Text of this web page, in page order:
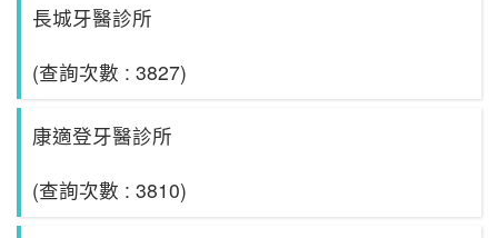
長城牙醫診所
(查詢次數 : 3827)
康適登牙醫診所
(查詢次數 : 3810)